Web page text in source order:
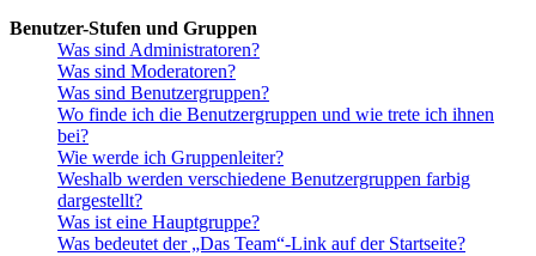
Benutzer-Stufen und Gruppen
Was sind Administratoren?
Was sind Moderatoren?
Was sind Benutzergruppen?
Wo finde ich die Benutzergruppen und wie trete ich ihnen
bei?
Wie werde ich Gruppenleiter?
Weshalb werden verschiedene Benutzergruppen farbig
dargestellt?
Was ist eine Hauptgruppe?
Was bedeutet der „Das Team“-Link auf der Startseite?